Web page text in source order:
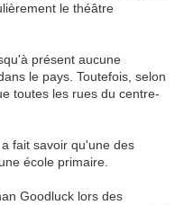
le théâtre
présent aucune
le pays. Toutefois, selon
toutes les rues du centre-
fait savoir qu'une des
école primaire.
Goodluck lors des